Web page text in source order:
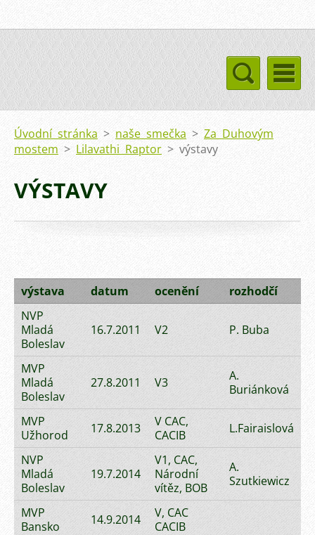
Úvodní stránka > naše smečka > Za Duhovým
mostem > Lilavathi Raptor > výstavy
VÝSTAVY
výstava datum ocenění
rozhodčí
NVP
Mladá
Boleslav
16.7.2011 V2 P. Buba
MVP
Mladá
Boleslav
27.8.2011 V3
A.
Buriánková
MVP
Užhorod
17.8.2013
V CAC,
CACIB
L.Fairaislová
NVP
Mladá
Boleslav
19.7.2014
V1, CAC,
Národní
vítěz, BOB
A.
Szutkiewicz
MVP
Bansko
14.9.2014
V, CAC
CACIB